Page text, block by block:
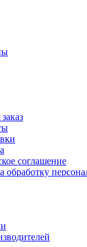
соглашение
обработку